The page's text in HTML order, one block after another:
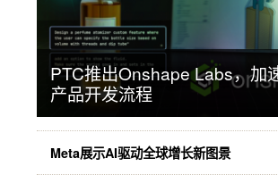
PTC推出Onshape Labs，加
产品开发流程
Meta展示AI驱动全球增长新图景